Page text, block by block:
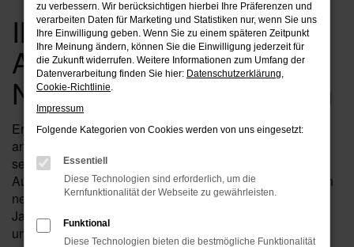
Ihre erste Wahl für Audi
A3 bei Motor-Nützel in
Nordbayern und Sachsen
Erleben Sie den Audi A3 als perfekte Wahl für
anspruchsvolle Fahrer, die auf Stil, Leistung und Technik
setzen. Bei Motor-Nützel bieten wir Ihnen eine große
Auswahl an Audi Fahrzeugen, die Ihr Fahrerlebnis auf ein
neues Niveau heben. Als Ihr Audi Autohaus seit über 90
Jahren stehen wir für erstklassige Qualität und
umfassenden Service.
zu verbessern. Wir berücksichtigen hierbei Ihre Präferenzen und
verarbeiten Daten für Marketing und Statistiken nur, wenn Sie uns
Ihre Einwilligung geben. Wenn Sie zu einem späteren Zeitpunkt
Ihre Meinung ändern, können Sie die Einwilligung jederzeit für
die Zukunft widerrufen. Weitere Informationen zum Umfang der
Datenverarbeitung finden Sie hier: Datenschutzerklärung,
Cookie-Richtlinie.
Impressum
Folgende Kategorien von Cookies werden von uns eingesetzt:
Essentiell
Diese Technologien sind erforderlich, um die
Kernfunktionalität der Webseite zu gewährleisten.
Funktional
Diese Technologien bieten die bestmögliche Funktionalität